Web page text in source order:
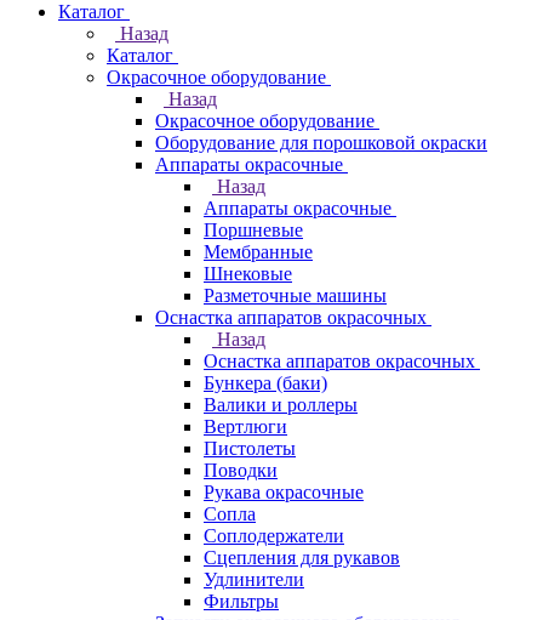
Каталог
Назад
Каталог
Окрасочное оборудование
Назад
Окрасочное оборудование
Оборудование для порошковой окраски
Аппараты окрасочные
Назад
Аппараты окрасочные
Поршневые
Мембранные
Шнековые
Разметочные машины
Оснастка аппаратов окрасочных
Назад
Оснастка аппаратов окрасочных
Бункера (баки)
Валики и роллеры
Вертлюги
Пистолеты
Поводки
Рукава окрасочные
Сопла
Соплодержатели
Сцепления для рукавов
Удлинители
Фильтры